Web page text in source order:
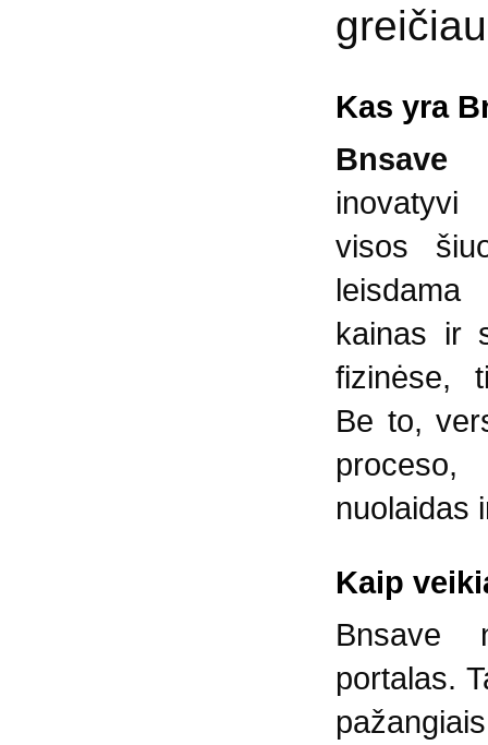
Kas yra
inovatyvi
visos
kainas ir
fizinėse,
Be to,
nuolaidas
Kaip
Bnsave
portalas.